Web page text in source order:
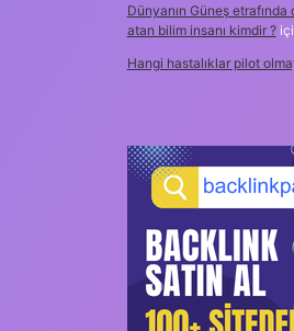
Dünyanın Güneş
atan bilim insanı kimdir ?
Hangi hastalıklar pilot